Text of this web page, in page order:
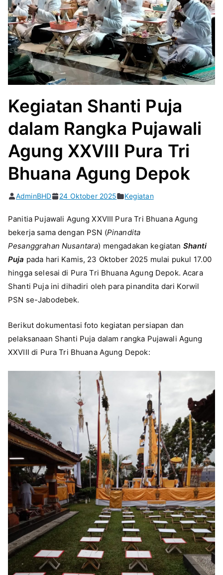
Kegiatan Shanti Puja
dalam Rangka Pujawali
Agung XXVIII Pura Tri
Bhuana Agung Depok
AdminBHD 24 Oktober 2025 Kegiatan
Panitia Pujawali Agung XXVIII Pura Tri Bhuana Agung
bekerja sama dengan PSN (Pinandita
Pesanggrahan Nusantara) mengadakan kegiatan Shanti
Puja pada hari Kamis, 23 Oktober 2025 mulai pukul 17.00
hingga selesai di Pura Tri Bhuana Agung Depok. Acara
Shanti Puja ini dihadiri oleh para pinandita dari Korwil
PSN se-Jabodebek.
Berikut dokumentasi foto kegiatan persiapan dan
pelaksanaan Shanti Puja dalam rangka Pujawali Agung
XXVIII di Pura Tri Bhuana Agung Depok: